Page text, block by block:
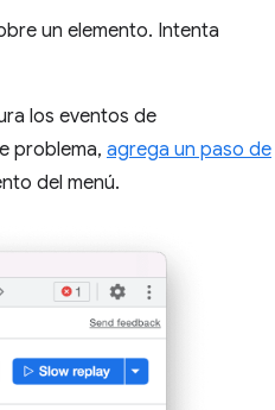
un elemento. Intenta
los eventos de
problema, agrega un paso de
del menú.